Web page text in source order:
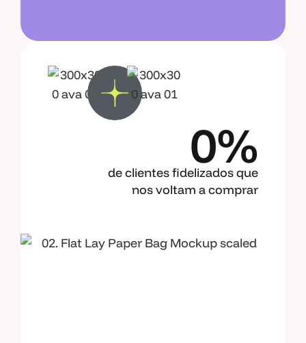
0%
de clientes fidelizados que
nos voltam a comprar